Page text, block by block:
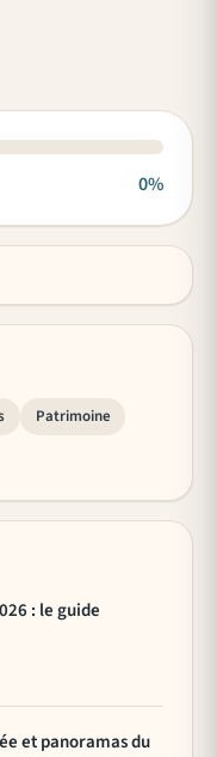
0%
Patrimoine
: le guide
et panoramas du